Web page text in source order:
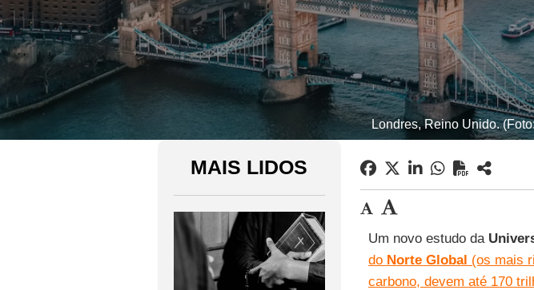
Londres, Reino Unido.
MAIS LIDOS
Um novo estudo da
do Norte Global (os mais
carbono, devem até 170